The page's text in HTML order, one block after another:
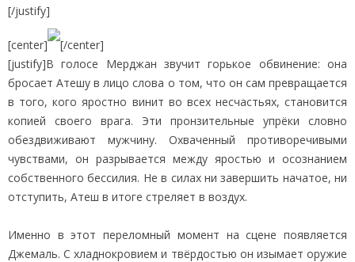
[/justify]
[center]
[/center]
[justify]В голосе Мерджан звучит горькое обвинение: она
бросает Атешу в лицо слова о том, что он сам превращается
в того, кого яростно винит во всех несчастьях, становится
копией своего врага. Эти пронзительные упрёки словно
обездвиживают мужчину. Охваченный противоречивыми
чувствами, он разрывается между яростью и осознанием
собственного бессилия. Не в силах ни завершить начатое, ни
отступить, Атеш в итоге стреляет в воздух.
Именно в этот переломный момент на сцене появляется
Джемаль. С хладнокровием и твёрдостью он изымает оружие